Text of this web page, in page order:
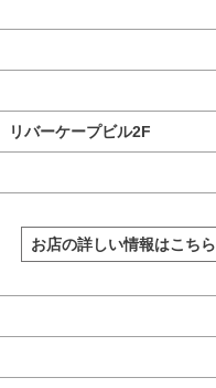
バーケープビル2F
お店の詳しい情報はこちら